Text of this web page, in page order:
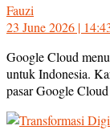
Fauzi
23 June 2026 |
Google Cloud
untuk Indonesia.
pasar Google